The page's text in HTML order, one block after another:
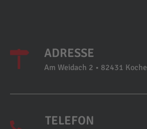
ADRESSE
Am Weidach 2 • 82431
TELEFON